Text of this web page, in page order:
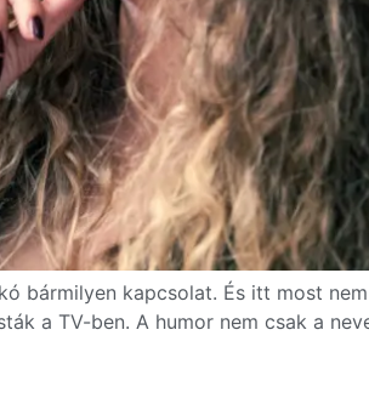
bármilyen kapcsolat. És itt most
a TV-ben. A humor nem csak a